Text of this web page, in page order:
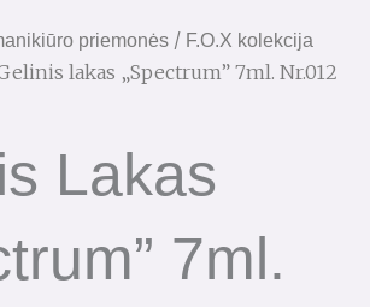
priemonės / F.O.X kolekcija
lakas „Spectrum” 7ml. Nr.012
Lakas
7ml.